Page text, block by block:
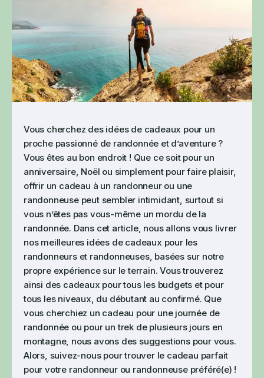
Vous cherchez des idées de cadeaux pour un
proche passionné de randonnée et d’aventure ?
Vous êtes au bon endroit ! Que ce soit pour un
anniversaire, Noël ou simplement pour faire plaisir,
offrir un cadeau à un randonneur ou une
randonneuse peut sembler intimidant, surtout si
vous n’êtes pas vous-même un mordu de la
randonnée. Dans cet article, nous allons vous livrer
nos meilleures idées de cadeaux pour les
randonneurs et randonneuses, basées sur notre
propre expérience sur le terrain. Vous trouverez
ainsi des cadeaux pour tous les budgets et pour
tous les niveaux, du débutant au confirmé. Que
vous cherchiez un cadeau pour une journée de
randonnée ou pour un trek de plusieurs jours en
montagne, nous avons des suggestions pour vous.
Alors, suivez-nous pour trouver le cadeau parfait
pour votre randonneur ou randonneuse préféré(e) !